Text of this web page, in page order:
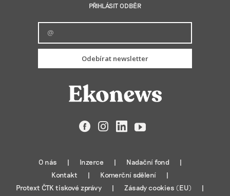
PŘIHLÁSIT ODBĚR
Odebírat newsletter
FacebookInstagramLinkedIn
YouTube
O nás Inzerce
Nadační fond
Kontakt
Komerční sdělení
Protext ČTK tiskové zprávy
Zásady cookies (EU)